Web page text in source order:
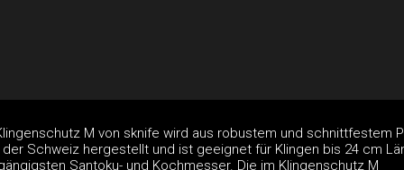
M von sknife wird aus robustem und schnittfestem
der Schweiz hergestellt und ist geeignet für Klingen bis 24 cm
Santoku- und Kochmesser. Die im Klingenschutz M